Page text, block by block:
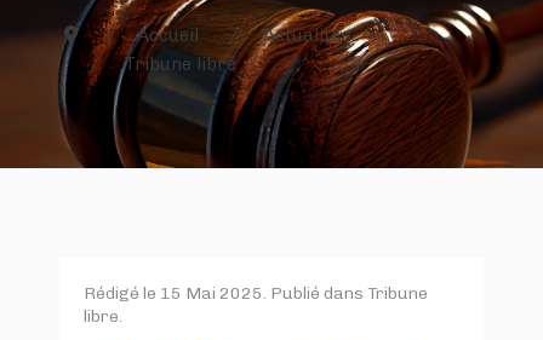
Accueil
Actualités
Tribune libre
Rédigé le 15 Mai 2025. Publié dans Tribune
libre.